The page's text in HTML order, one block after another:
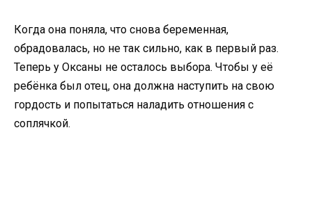
Когда она поняла, что снова беременная,
обрадовалась, но не так сильно, как в первый раз.
Теперь у Оксаны не осталось выбора. Чтобы у её
ребёнка был отец, она должна наступить на свою
гордость и попытаться наладить отношения с
соплячкой.